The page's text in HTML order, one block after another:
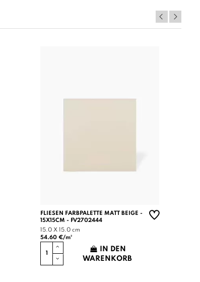
FLIESEN FARBPALETTE MATT BEIGE -
15X15CM - FV2702444
15.0 X 15.0 cm
54.60 €/m²
IN DEN
WARENKORB